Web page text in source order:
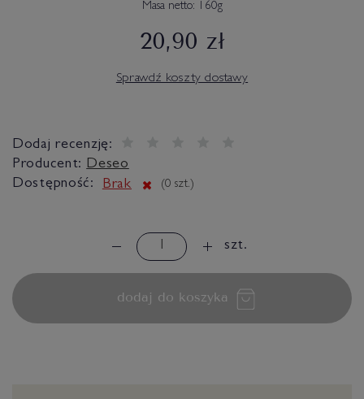
Masa netto: 160g
20,90 zł
Sprawdź koszty dostawy
Dodaj recenzję:
Producent: Deseo
Dostępność:
Brak (0 szt.)
szt.
dodaj do koszyka